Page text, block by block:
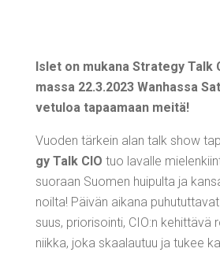
Islet on muka­na Stra­te­gy Talk
mas­sa 22.3.2023 Wan­has­sa
ve­tu­loa tapaa­maan meitä!
Vuo­den tär­kein alan talk show
gy Talk CIO tuo laval­le
suo­raan Suo­men hui­pul­ta ja
noil­ta! Päi­vän aika­na
suus, prio­ri­soin­ti, CIO:n
niik­ka, joka skaa­lau­tuu ja tukee